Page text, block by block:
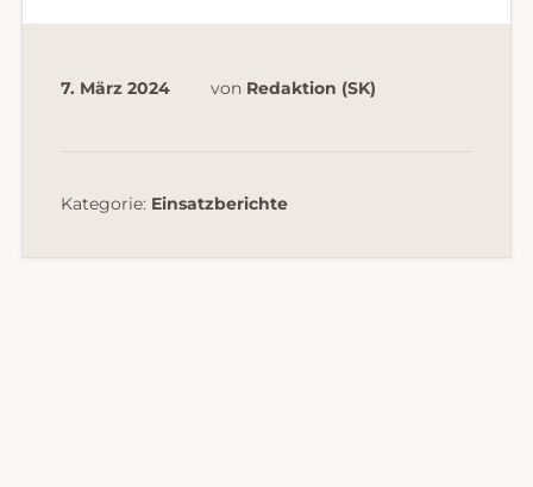
7. März 2024 von Redaktion (SK)
Kategorie: Einsatzberichte